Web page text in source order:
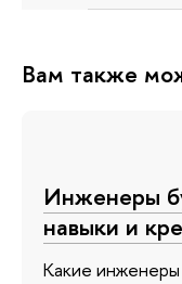
Вам также
Инженеры
навыки и
Какие